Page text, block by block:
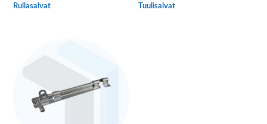
Rullasalvat Tuulisalvat